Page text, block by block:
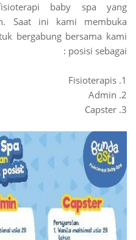
baby spa yang
Saat ini kami membuka
bergabung bersama kami
posisi sebagai :
1. Fisioterapis
2. Admin
3. Capster